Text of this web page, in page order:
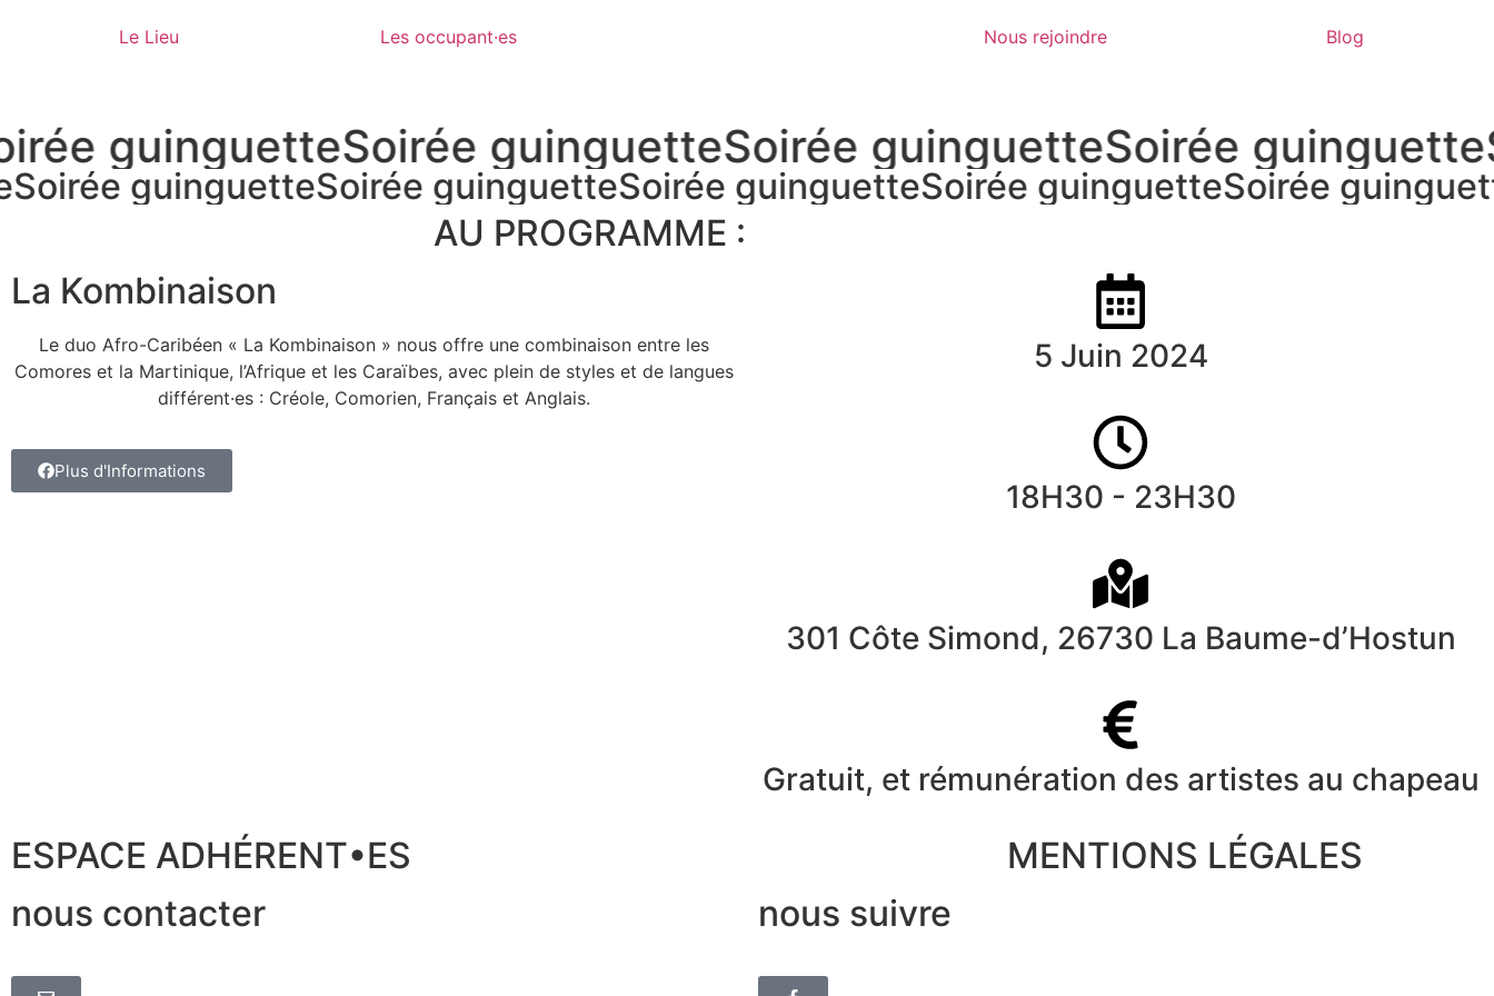
Le Lieu Les occupant·es Nous rejoindre Blog
guinguetteSoirée guinguetteSoirée guinguetteSoirée guinguette
Soirée
Soirée guinguette
Soirée guinguette
Soirée guinguette
Soirée guinguette
AU PROGRAMME :
La Kombinaison
Le duo Afro-Caribéen « La Kombinaison » nous offre une combinaison entre les
Comores et la Martinique, l’Afrique et les Caraïbes, avec plein de styles et de langues
différent·es : Créole, Comorien, Français et Anglais.
Plus d'Informations
5 Juin 2024
18H30 - 23H30
301 Côte Simond, 26730 La Baume-d’Hostun
Gratuit, et rémunération des artistes au chapeau
ESPACE ADHÉRENT•ES
MENTIONS LÉGALES
nous contacter
nous suivre